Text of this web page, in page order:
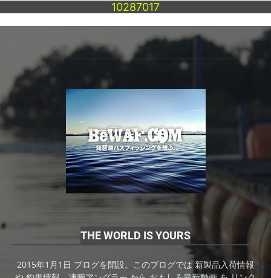
10287017
THE WORLD IS YOURS
2015年1月1日 ブログを開設。このブログでは 新製品入荷情報